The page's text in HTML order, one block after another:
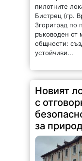
пилотните
Бистрец (гр.
Згориград по
ръководен от
общности:
устойчиви...
Новият
с
за